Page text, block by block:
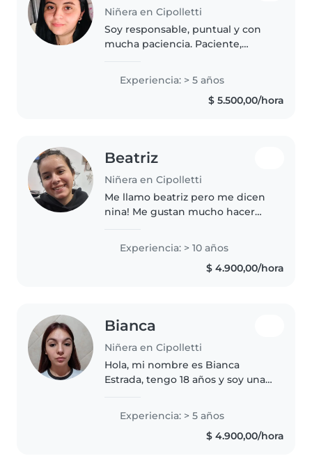
Niñera en Cipolletti
Soy responsable, puntual y con
mucha paciencia. Paciente,
ambiente tranquilo y seguro. Si
buscás a alguien de confianza
para tu bebé o niño/a, hablame..
Experiencia: > 5 años
$ 5.500,00/hora
Beatriz
Niñera en Cipolletti
Me llamo beatriz pero me dicen
nina! Me gustan mucho hacer
Experiencia: > 10 años
$ 4.900,00/hora
Bianca
Niñera en Cipolletti
Hola, mi nombre es Bianca
Estrada, tengo 18 años y soy una
de los niños. Cuento con
experiencia trabajando como
Experiencia: > 5 años
$ 4.900,00/hora